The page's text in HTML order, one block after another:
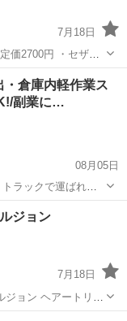
7月18日
円 ・セザン
ーロ
ム、下地14g 残量
・倉庫内軽作業ス
副業に…
08月05日
ラックで運ばれて
搬入)、 終了後にト
きやすいポイント>
ジョン
7月18日
ジョン ヘアートリー
残量まだまだある